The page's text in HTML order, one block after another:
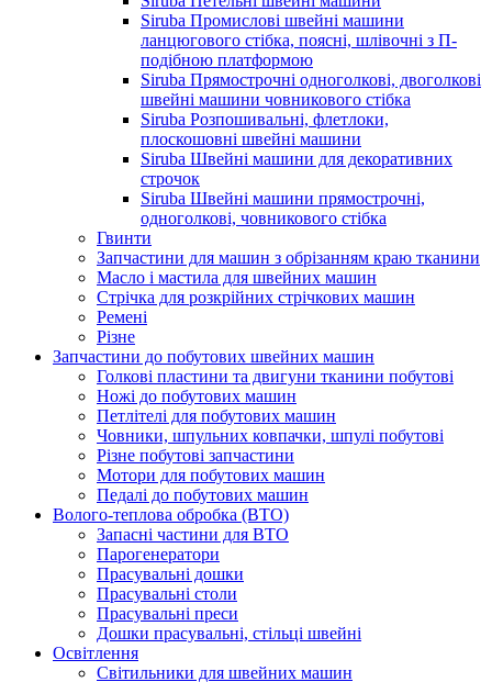
Siruba Промислові швейні машини
ланцюгового стібка, поясні, шлівочні з П-
подібною платформою
Siruba Прямострочні одноголкові, двоголкові
швейні машини човникового стібка
Siruba Розпошивальні, флетлоки,
плоскошовні швейні машини
Siruba Швейні машини для декоративних
строчок
Siruba Швейні машини прямострочні,
одноголкові, човникового стібка
Гвинти
Запчастини для машин з обрізанням краю тканини
Масло і мастила для швейних машин
Стрічка для розкрійних стрічкових машин
Ремені
Різне
Запчастини до побутових швейних машин
Голкові пластини та двигуни тканини побутові
Ножі до побутових машин
Петлітелі для побутових машин
Човники, шпульних ковпачки, шпулі побутові
Різне побутові запчастини
Мотори для побутових машин
Педалі до побутових машин
Волого-теплова обробка (ВТО)
Запасні частини для ВТО
Парогенератори
Прасувальні дошки
Прасувальні столи
Прасувальні преси
Дошки прасувальні, стільці швейні
Освітлення
Світильники для швейних машин